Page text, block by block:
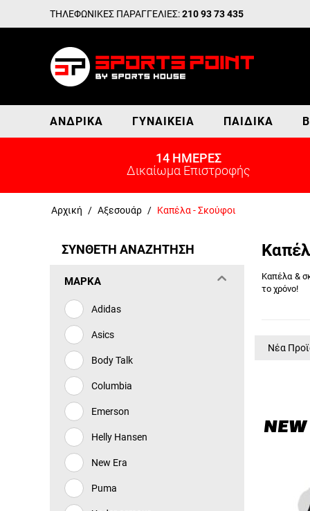
ΤΗΛΕΦΩΝΙΚΕΣ ΠΑΡΑΓΓΕΛΙΕΣ:210 93 73 435
ΑΝΔΡΙΚΆ ΓΥΝΑΙΚΕΊΑ ΠΑΙΔΙΚΆ
14 ΗΜΕΡΕΣ
Δικαίωμα Επιστροφής
Αρχική / Αξεσουάρ / Καπέλα - Σκούφοι
ΣΥΝΘΕΤΗ ΑΝΑΖΗΤΗΣΗ
ΜΆΡΚΑ
Adidas
Asics
Body Talk
Columbia
Emerson
Helly Hansen
New Era
Puma
Καπέλα &
το χρόνο!
Νέα
NEW